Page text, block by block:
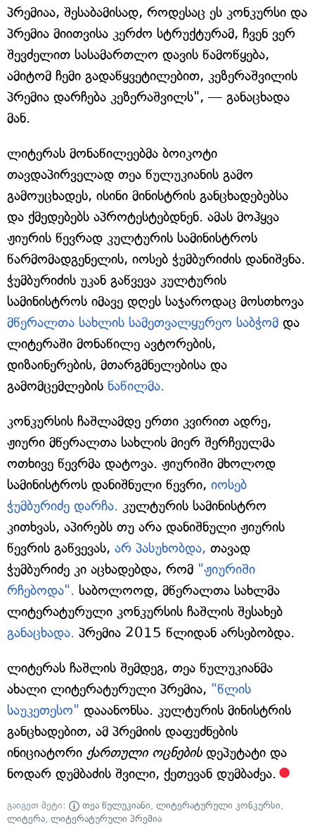
პრემიაა, შესაბამისად, როდესაც ეს კონკურსი და
პრემია მიითვისა კერძო სტრუქტურამ, ჩვენ ვერ
შევძელით სასამართლო დავის წამოწყება,
ამიტომ ჩემი გადაწყვეტილებით, კეზერაშვილის
პრემია დარჩება კეზერაშვილს", — განაცხადა
მან.
ლიტერას მონაწილეებმა ბოიკოტი
თავდაპირველად თეა წულუკიანის გამო
გამოუცხადეს, ისინი მინისტრის განცხადებებსა
და ქმედებებს აპროტესტებდნენ. ამას მოჰყვა
ჟიურის წევრად კულტურის სამინისტროს
წარმომადგენელის, იოსებ ჭუმბურიძის დანიშვნა.
ჭუმბურიძის უკან გაწვევა კულტურის
სამინისტროს იმავე დღეს საჯაროდაც მოსთხოვა
მწერალთა სახლის სამეთვალყურეო საბჭომ და
ლიტერაში მონაწილე ავტორების,
დიზაინერების, მთარგმნელებისა და
გამომცემლების ნაწილმა.
კონკურსის ჩაშლამდე ერთი კვირით ადრე,
ჟიური მწერალთა სახლის მიერ შერჩეულმა
ოთხივე წევრმა დატოვა. ჟიურიში მხოლოდ
სამინისტროს დანიშნული წევრი, იოსებ
ჭუმბურიძე დარჩა. კულტურის სამინისტრო
კითხვას, აპირებს თუ არა დანიშნული ჟიურის
წევრის გაწვევას, არ პასუხობდა, თავად
ჭუმბურიძე კი აცხადებდა, რომ "ჟიურიში
რჩებოდა". საბოლოოდ, მწერალთა სახლმა
ლიტერატურული კონკურსის ჩაშლის შესახებ
განაცხადა. პრემია 2015 წლიდან არსებობდა.
ლიტერას ჩაშლის შემდეგ, თეა წულუკიანმა
ახალი ლიტერატურული პრემია, "წლის
საუკეთესო" დააანონსა. კულტურის მინისტრის
განცხადებით, ამ პრემიის დაფუძნების
ინიციატორი ქართული ოცნებისდეპუტატი და
ნოდარ დუმბაძის შვილი, ქეთევან დუმბაძეა.
გაიგეთ მეტი: თეა წულუკიანი, ლიტერატურული კონკურსი,
ლიტერა, ლიტერატურული პრემია